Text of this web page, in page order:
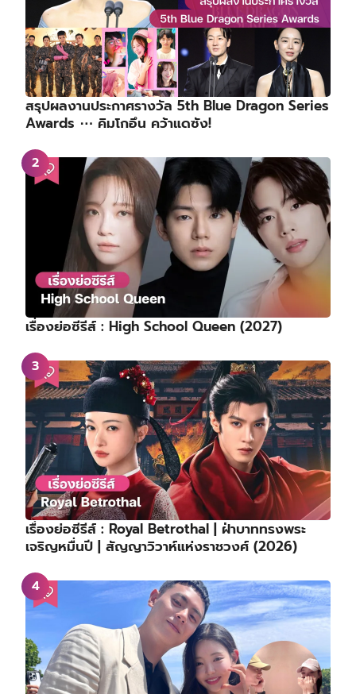
สรุปผลงานประกาศรางวัล 5th Blue Dragon Series
Awards ⋯ คิมโกอึน คว้าแดซัง!
เรื่องย่อซีรีส์ : High School Queen (2027)
เรื่องย่อซีรีส์ : Royal Betrothal | ฝ่าบาททรงพระ
เจริญหมื่นปี | สัญญาวิวาห์แห่งราชวงศ์ (2026)